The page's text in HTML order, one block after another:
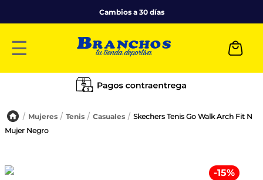
Cambios a 30 días
☰
Mujeres Tenis Casuales
Skechers Tenis Go Walk Arch Fit N
Mujer Negro
-15%